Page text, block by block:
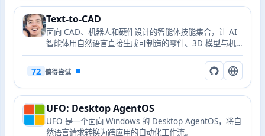
Text-to-CAD
面向 CAD、机器人和硬件设计的智能体技能集合，让 AI
智能体用自然语言直接生成可制造的零件、3D 模型与机
器人描述文件。
72 值得尝试
UFO: Desktop AgentOS
UFO 是一个面向 Windows 的 Desktop AgentOS，将自
然语言请求转换为跨应用的自动化工作流。